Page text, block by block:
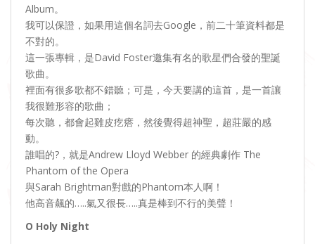
Album。
我可以保證，如果用這個名詞去Google，前二十筆資料都是
不對的。
這一張專輯，是David Foster邀集有名的歌星們合發的聖誕
歌曲。
裡面有很多歌都不錯聽；可是，今天要講的這首，是一首讓
我很難形容的歌曲；
每次聽，都會起雞皮疙瘩，然後覺得超神聖，超莊嚴的感
動。
誰唱的?，就是Andrew Lloyd Webber 的經典劇作 The
Phantom of the Opera
與Sarah Brightman對戲的Phantom本人啊！
他高音飆的…..氣又很長…..真是棒到不行的美聲！
O Holy Night